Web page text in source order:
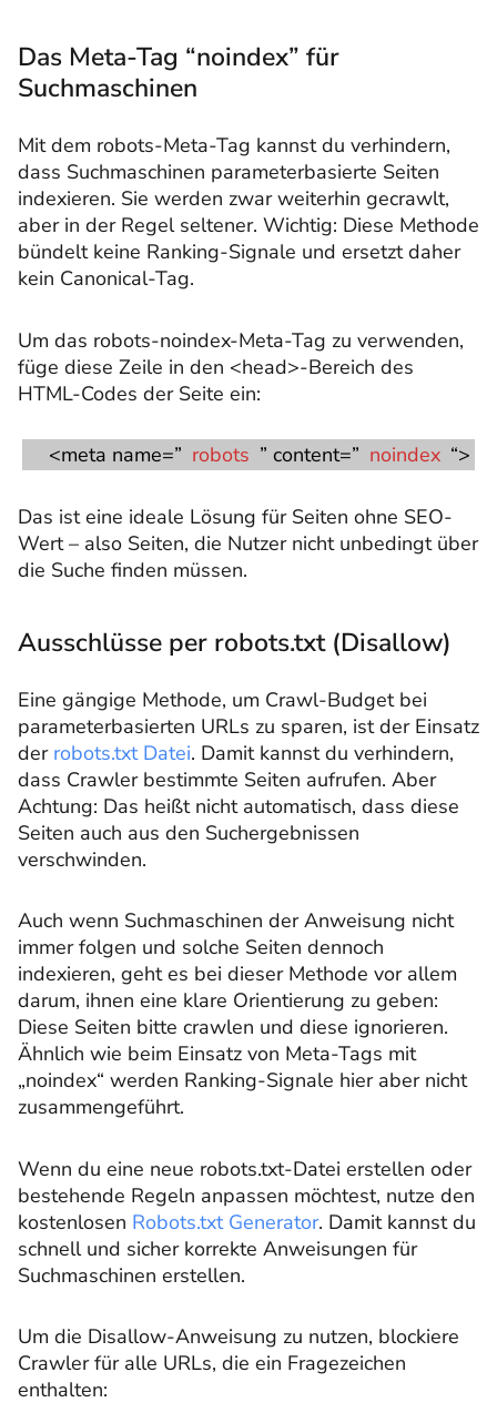
Das Meta-Tag “noindex” für
Suchmaschinen
Mit dem robots-Meta-Tag kannst du verhindern,
dass Suchmaschinen parameterbasierte Seiten
indexieren. Sie werden zwar weiterhin gecrawlt,
aber in der Regel seltener. Wichtig: Diese Methode
bündelt keine Ranking-Signale und ersetzt daher
kein Canonical-Tag.
Um das robots-noindex-Meta-Tag zu verwenden,
füge diese Zeile in den <head>-Bereich des
HTML-Codes der Seite ein:
<meta name=” robots ” content=” noindex “>
Das ist eine ideale Lösung für Seiten ohne SEO-
Wert – also Seiten, die Nutzer nicht unbedingt über
die Suche finden müssen.
Ausschlüsse per robots.txt (Disallow)
Eine gängige Methode, um Crawl-Budget bei
parameterbasierten URLs zu sparen, ist der Einsatz
der robots.txt Datei. Damit kannst du verhindern,
dass Crawler bestimmte Seiten aufrufen. Aber
Achtung: Das heißt nicht automatisch, dass diese
Seiten auch aus den Suchergebnissen
verschwinden.
Auch wenn Suchmaschinen der Anweisung nicht
immer folgen und solche Seiten dennoch
indexieren, geht es bei dieser Methode vor allem
darum, ihnen eine klare Orientierung zu geben:
Diese Seiten bitte crawlen und diese ignorieren.
Ähnlich wie beim Einsatz von Meta-Tags mit
„noindex“ werden Ranking-Signale hier aber nicht
zusammengeführt.
Wenn du eine neue robots.txt-Datei erstellen oder
bestehende Regeln anpassen möchtest, nutze den
kostenlosen Robots.txt Generator. Damit kannst du
schnell und sicher korrekte Anweisungen für
Suchmaschinen erstellen.
Um die Disallow-Anweisung zu nutzen, blockiere
Crawler für alle URLs, die ein Fragezeichen
enthalten: